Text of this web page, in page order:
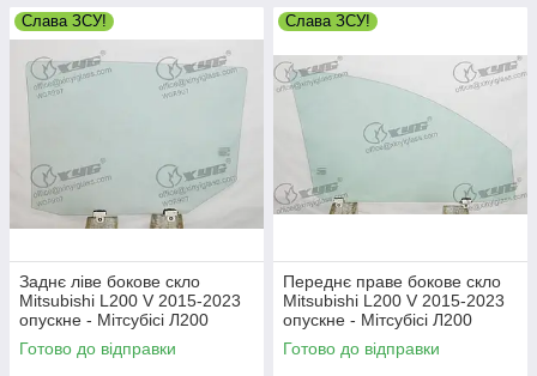
Слава ЗСУ!
Заднє ліве бокове скло
Mitsubishi L200 V 2015-2023
опускне - Мітсубісі Л200
Готово до відправки
Слава ЗСУ!
Переднє праве бокове скло
Mitsubishi L200 V 2015-2023
опускне - Мітсубісі Л200
Готово до відправки